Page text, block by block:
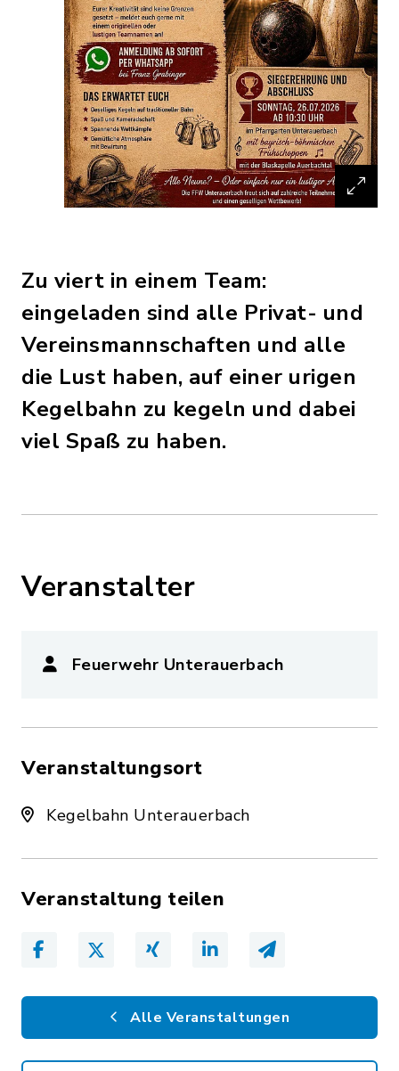
Zu viert in einem Team:
eingeladen sind alle Privat- und
Vereinsmannschaften und alle
die Lust haben, auf einer urigen
Kegelbahn zu kegeln und dabei
viel Spaß zu haben.
Veranstalter
Feuerwehr Unterauerbach
Veranstaltungsort
Kegelbahn Unterauerbach
Veranstaltung teilen
Alle Veranstaltungen